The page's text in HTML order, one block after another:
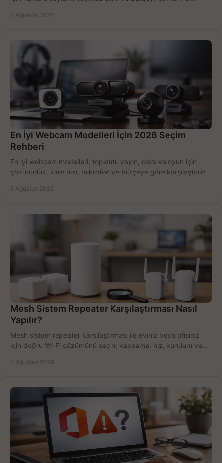
7 Ağustos 2026
En İyi Webcam Modelleri İçin 2026 Seçim
Rehberi
En iyi webcam modelleri; toplantı, yayın, ders ve oyun için
çözünürlük, kare hızı, mikrofon ve bütçeye göre karşılaştırıldı.
5 Ağustos 2026
Mesh Sistem Repeater Karşılaştırması Nasıl
Yapılır?
Mesh sistem repeater karşılaştırması ile eviniz veya ofisiniz
için doğru Wi-Fi çözümünü seçin; kapsama, hız, kurulum ve
3 Ağustos 2026